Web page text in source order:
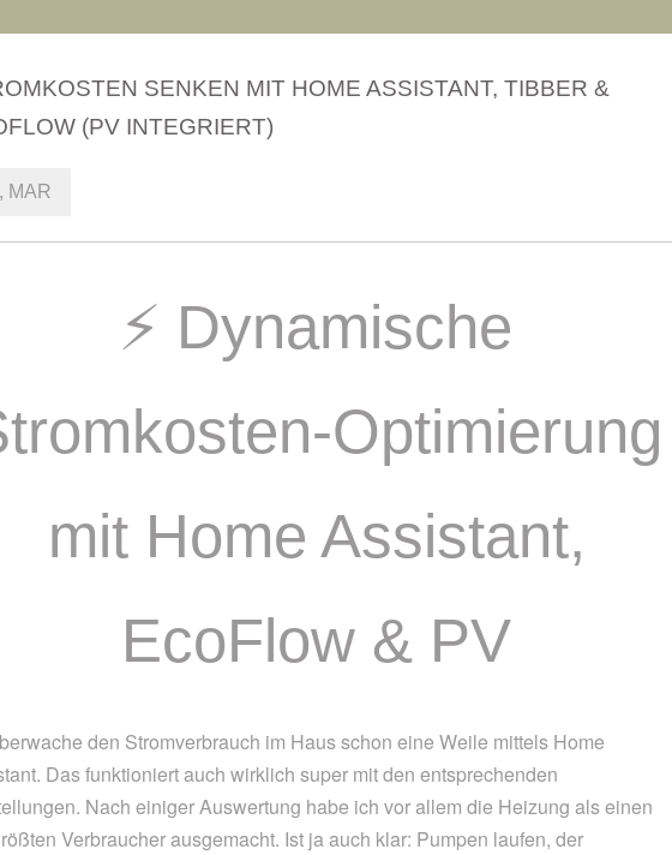
SENKEN MIT HOME ASSISTANT, TIBBER &
(PV INTEGRIERT)
MAR
⚡ Dynamische
Optimierung
mit Home Assistant,
EcoFlow & PV
den Stromverbrauch im Haus schon eine Weile mittels Home
Das funktioniert auch wirklich super mit den entsprechenden
Nach einiger Auswertung habe ich vor allem die Heizung als einen
Verbraucher ausgemacht. Ist ja auch klar: Pumpen laufen, der